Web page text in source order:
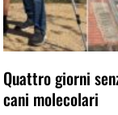
Quattro giorni
cani molecolari